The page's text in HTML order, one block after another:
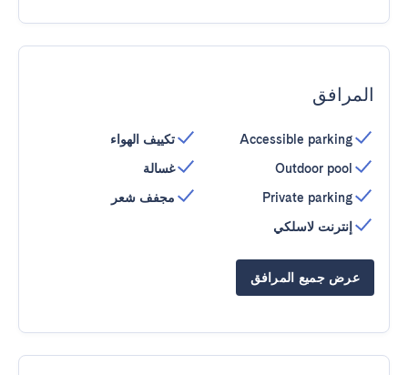
المرافق
Accessible parking
Outdoor pool
Private parking
إنترنت لاسلكي
تكييف الهواء
غسالة
مجفف شعر
عرض جميع المرافق